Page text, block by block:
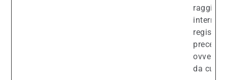
internet,
ovvero
da cui